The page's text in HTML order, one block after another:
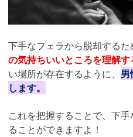
下手なフェラから脱却するた
の気持ちいいところを理解す
い場所が存在するように、 男
します。
これを把握することで、下
ることができますよ！